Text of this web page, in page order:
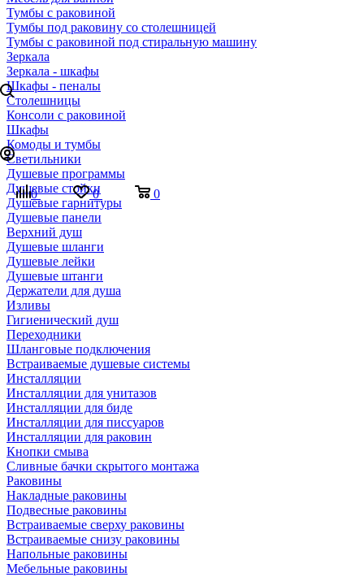
Тумбы с раковиной
Тумбы под раковину со столешницей
Тумбы с раковиной под стиральную машину
Зеркала
Зеркала - шкафы
Шкафы - пеналы
Столешницы
Консоли с раковиной
Шкафы
Комоды и тумбы
Светильники
Душевые программы
Душевые стойки
Душевые гарнитуры
Душевые панели
Верхний душ
Душевые шланги
Душевые лейки
Душевые штанги
Держатели для душа
Изливы
Гигиенический душ
Переходники
Шланговые подключения
Встраиваемые душевые системы
Инсталляции
Инсталляции для унитазов
Инсталляции для биде
Инсталляции для писсуаров
Инсталляции для раковин
Кнопки смыва
Сливные бачки скрытого монтажа
Раковины
Накладные раковины
Подвесные раковины
Встраиваемые сверху раковины
Встраиваемые снизу раковины
Напольные раковины
Мебельные раковины
Плитка
Теплые полы
0 0 0